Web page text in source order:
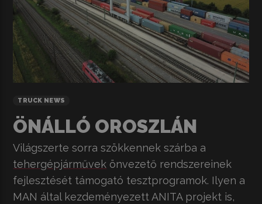
TRUCK NEWS
ÖNÁLLÓ OROSZLÁN
Világszerte sorra szökkennek szárba a
tehergépjárművek önvezető rendszereinek
fejlesztését támogató tesztprogramok. Ilyen a
MAN által kezdeményezett ANITA projekt is,